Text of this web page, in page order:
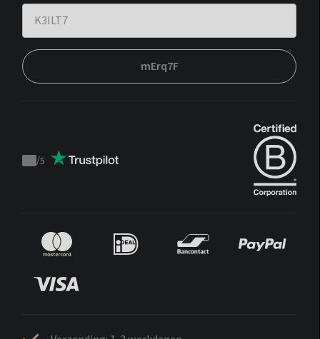
mErq7F
Trustpilot
/5